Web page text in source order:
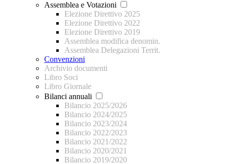
Assemblea e Votazioni
Elezione Direttivo 2025
Elezione Direttivo 2022
Elezione Direttivo 2019
Assemblea modifica denomin.
Assemblea Delegazioni Territ.
Convenzioni
Archivio documenti
Libro Soci
Libro Giornale
Bilanci annuali
Bilancio 2025/2026
Bilancio 2024/2025
Bilancio 2023/2024
Bilancio 2022/2023
Bilancio 2021/2022
Bilancio 2020/2021
Bilancio 2019/2020